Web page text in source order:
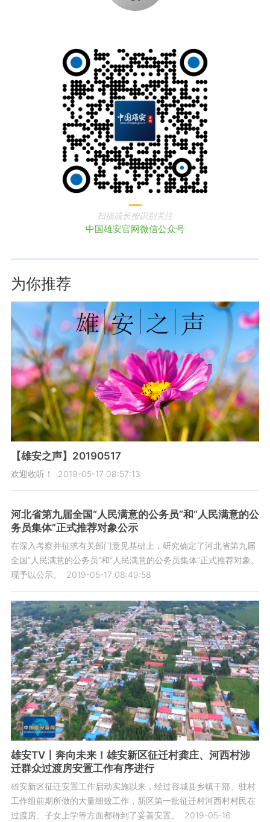
扫描或长按识别关注
中国雄安官网微信公众号
为你推荐
【雄安之声】20190517
欢迎收听！ 2019-05-17 08:57:13
河北省第九届全国“人民满意的公务员”和“人民满意的公
务员集体”正式推荐对象公示
在深入考察并征求有关部门意见基础上，研究确定了河北省第九届
全国“人民满意的公务员”和“人民满意的公务员集体”正式推荐对象。
现予以公示。
2019-05-17 08:49:58
雄安TV丨奔向未来！雄安新区征迁村龚庄、河西村涉
迁群众过渡房安置工作有序进行
雄安新区征迁安置工作启动实施以来，经过容城县乡镇干部、驻村
工作组前期所做的大量细致工作，新区第一批征迁村河西村村民在
过渡房、子女上学等方面都得到了妥善安置。
2019-05-16